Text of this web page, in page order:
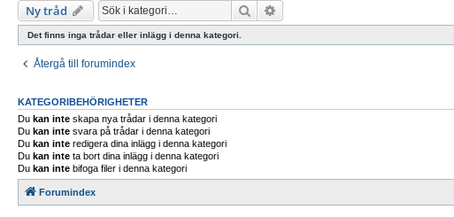
Ny tråd Sök
Det finns inga trådar eller inlägg i denna kategori.
Återgå till forumindex
KATEGORIBEHÖRIGHETER
Du kan inte skapa nya trådar i denna kategori
Du kan inte svara på trådar i denna kategori
Du kan inte redigera dina inlägg i denna kategori
Du kan inte ta bort dina inlägg i denna kategori
Du kan inte bifoga filer i denna kategori
Forumindex